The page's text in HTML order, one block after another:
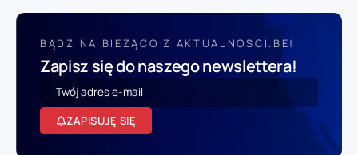
BĄDŹ NA BIEŻĄCO Z AKTUALNOSCI.BE!
Zapisz się do naszego newslettera!
ZAPISUJĘ SIĘ